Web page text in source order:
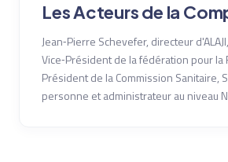
Les Acteurs de la
Jean‑Pierre Schevefer, directeur
Vice‑Président de la fédération pour la
Président de la Commission Sanitaire,
personne et administrateur au niveau